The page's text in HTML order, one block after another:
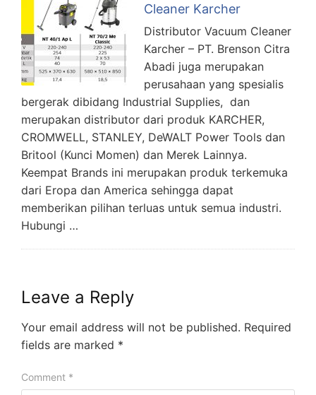
Cleaner Karcher
Distributor Vacuum Cleaner
Karcher – PT. Brenson Citra
Abadi juga merupakan
perusahaan yang spesialis
bergerak dibidang Industrial Supplies, dan
merupakan distributor dari produk KARCHER,
CROMWELL, STANLEY, DeWALT Power Tools dan
Britool (Kunci Momen) dan Merek Lainnya.
Keempat Brands ini merupakan produk terkemuka
dari Eropa dan America sehingga dapat
memberikan pilihan terluas untuk semua industri.
Hubungi …
Leave a Reply
Your email address will not be published. Required
fields are marked *
Comment *